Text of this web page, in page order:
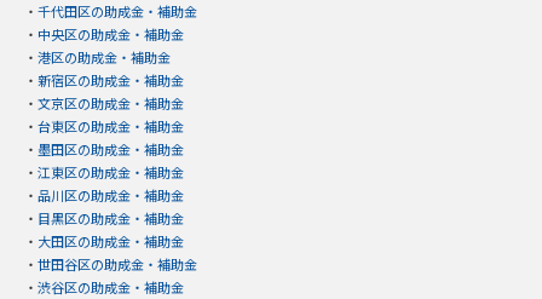
・ 千代田区の助成金・補助金
・ 中央区の助成金・補助金
・ 港区の助成金・補助金
・ 新宿区の助成金・補助金
・ 文京区の助成金・補助金
・ 台東区の助成金・補助金
・ 墨田区の助成金・補助金
・ 江東区の助成金・補助金
・ 品川区の助成金・補助金
・ 目黒区の助成金・補助金
・ 大田区の助成金・補助金
・ 世田谷区の助成金・補助金
・ 渋谷区の助成金・補助金